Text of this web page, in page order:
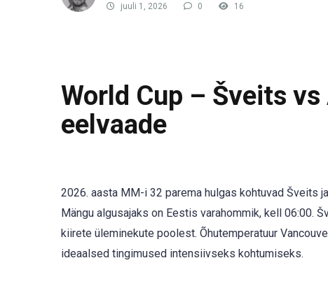
juuli 1, 2026 0 16
World Cup – Šveits
eelvaade
2026. aasta MM-i 32 parema hulgas kohtuvad Šveits
Mängu algusajaks on Eestis varahommik, kell 06:00.
kiirete üleminekute poolest. Õhutemperatuur
ideaalsed tingimused intensiivseks kohtumiseks.